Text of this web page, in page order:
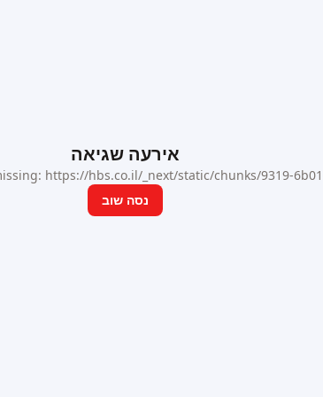
אירעה שגיאה
https://hbs.co.il/_next/static/chunks/9319-
נסה שוב